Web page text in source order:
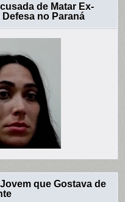
de Matar Ex-
no Paraná
que Gostava de